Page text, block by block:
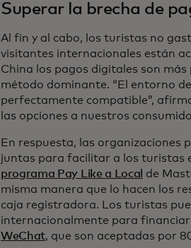
Superar la brecha de
Al fin y al cabo, los turistas no
visitantes internacionales están
China los pagos digitales son más
método dominante. “El entorno
perfectamente compatible”,
las opciones a nuestros
En respuesta, las organizaciones
juntas para facilitar a los turistas
programa Pay Like a Local de
misma manera que lo hacen los
caja registradora. Los turistas
internacionalmente para
WeChat, que son aceptadas por